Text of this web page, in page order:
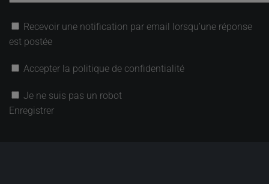
Recevoir une notification par email lorsqu’une réponse
est postée
Accepter la politique de confidentialité
Je ne suis pas un robot
Enregistrer